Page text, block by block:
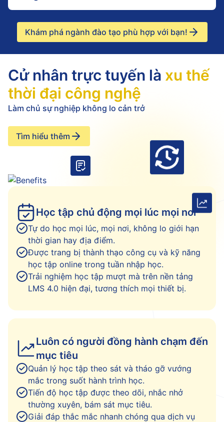
Khám phá ngành đào tạo phù hợp với bạn!
Cử nhân trực tuyến là xu thế
thời đại công nghệ
Làm chủ sự nghiệp không lo cản trở
Tìm hiểu thêm
Học tập chủ động mọi lúc mọi nơi
Tự do học mọi lúc, mọi nơi, không lo giới hạn
thời gian hay địa điểm.
Được trang bị thành thạo công cụ và kỹ năng
học tập online trong tuần nhập học.
Trải nghiệm học tập mượt mà trên nền tảng
LMS 4.0 hiện đại, tương thích mọi thiết bị.
Luôn có người đồng hành chạm đến
mục tiêu
Quản lý học tập theo sát và tháo gỡ vướng
mắc trong suốt hành trình học.
Tiến độ học tập được theo dõi, nhắc nhở
thường xuyên, bám sát mục tiêu.
Giải đáp thắc mắc nhanh chóng qua dịch vụ